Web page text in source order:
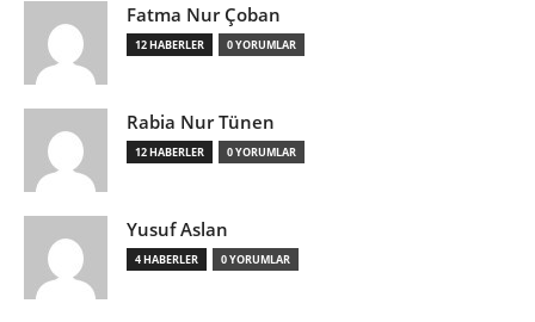
Fatma Nur Çoban
12 HABERLER 0 YORUMLAR
Rabia Nur Tünen
12 HABERLER 0 YORUMLAR
Yusuf Aslan
4 HABERLER 0 YORUMLAR